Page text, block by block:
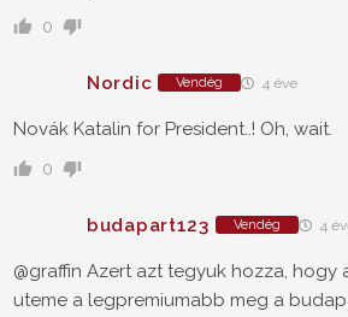
0
Nordic Vendég 4 éve
Novák Katalin for President..! Oh, wait.
0
budapart123 Vendég 4
@graffin Azert azt tegyuk hozza, hogy
uteme a legpremiumabb meg a